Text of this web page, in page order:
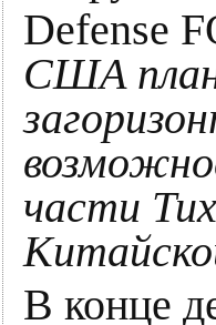
Defense
США
части
В конце